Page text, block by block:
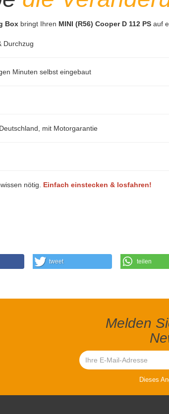
Box bringt Ihren MINI (R56) Cooper D 112 PS auf
Durchzug
Minuten selbst eingebaut
mit Motorgarantie
nötig. Einfach einstecken & losfahren!
tweet teilen
Melden
Dieses